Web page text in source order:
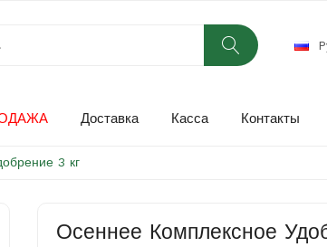
Доставка Касса Контакты
3 кг
Осеннее Комплексное